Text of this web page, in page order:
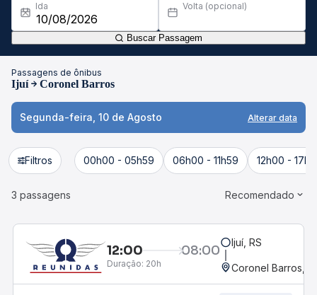
Ida Volta (opcional)
Buscar Passagem
Passagens de ônibus
Ijuí Coronel Barros
Segunda-feira, 10 de Agosto Alterar data
Filtros 00h00 - 05h59 06h00 - 11h59 12h00 -
3 passagens Recomendado
12:00 08:00
Duração: 20h
Ijuí, RS
Coronel Barros,